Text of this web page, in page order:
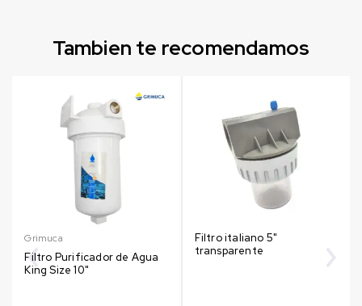
Tambien te recomendamos
Grimuca
Filtro Purificador de Agua
King Size 10"
Filtro italiano 5"
transparente